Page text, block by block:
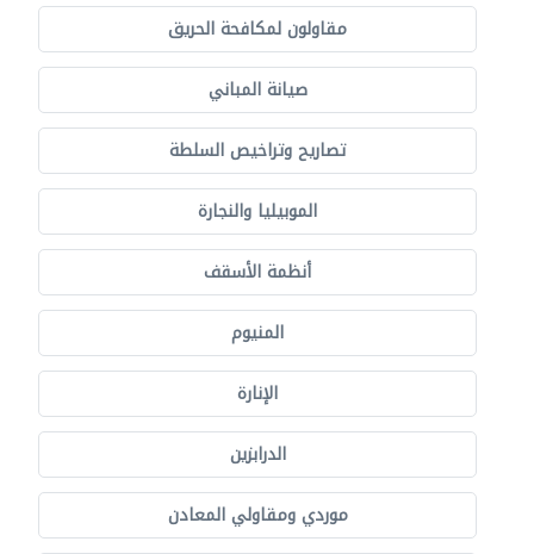
مقاولون لمكافحة الحريق
صيانة المباني
تصاريح وتراخيص السلطة
الموبيليا والنجارة
أنظمة الأسقف
المنيوم
الإنارة
الدرابزين
موردي ومقاولي المعادن